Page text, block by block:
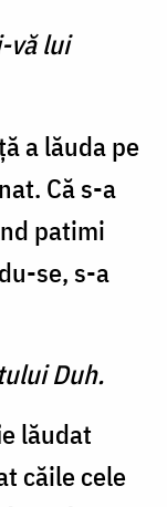
vă lui
a lăuda pe
Că s-a
patimi
se, s-a
Duh.
lăudat
căile cele